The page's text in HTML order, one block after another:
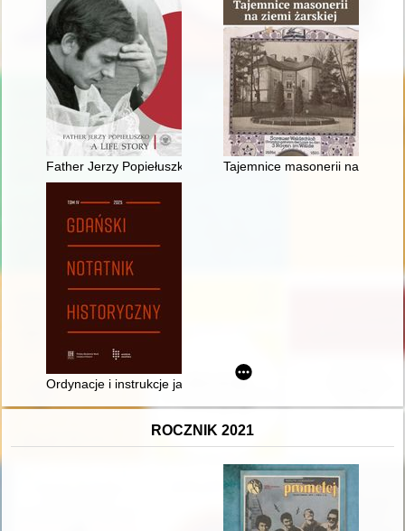
Father Jerzy Popiełuszko : a life storyTajemnice masonerii na ziemi
Ordynacje i instrukcje jako źródło do dziejów prawa
ROCZNIK 2021